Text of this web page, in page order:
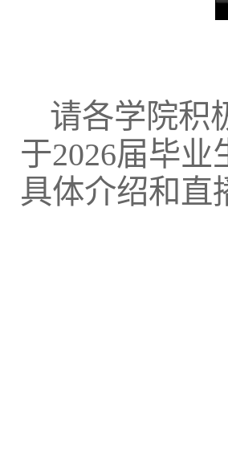
请各学院积
于2026届毕
具体介绍和直